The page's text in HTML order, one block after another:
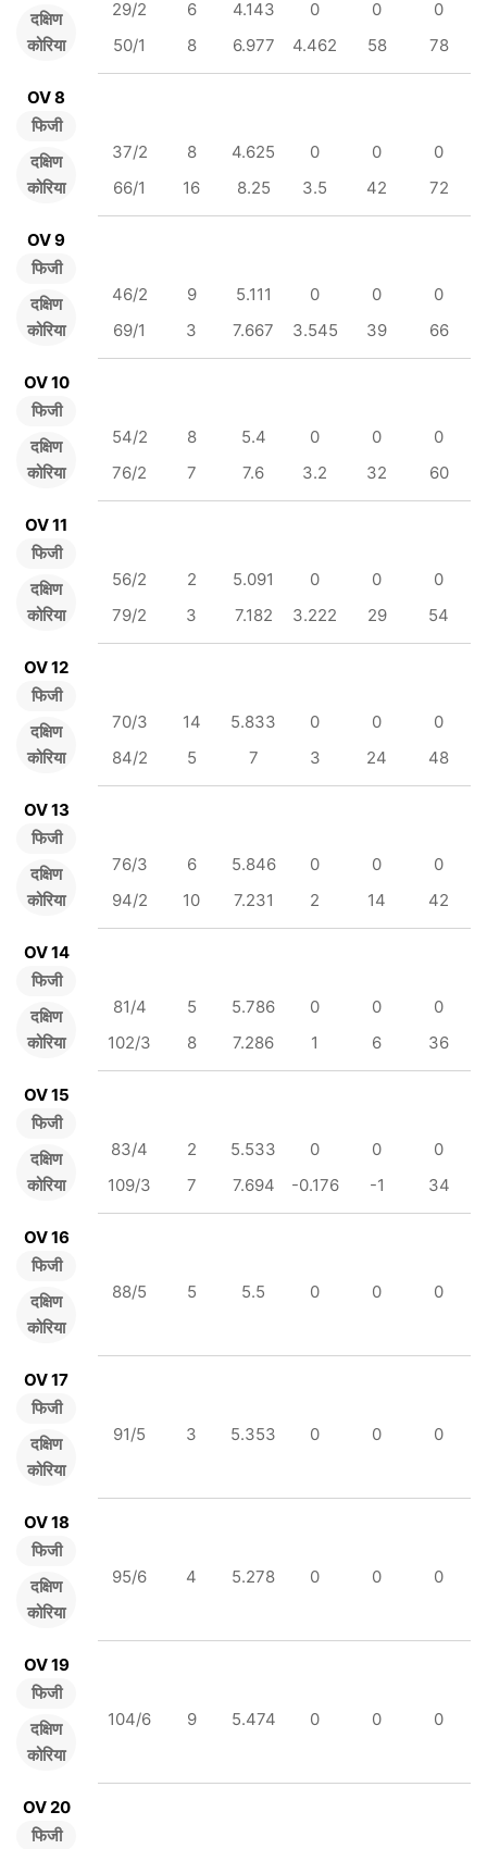
दक्षिण
कोरिया
29/2 6 4.143 0 0
0
50/1
8 6.977 4.462 58 78
OV 8
फिजी
दक्षिण
कोरिया
37/2 8 4.625 0 0
0
66/1
16 8.25 3.5 42 72
OV 9
फिजी
दक्षिण
कोरिया
46/2 9 5.111 0 0
0
69/1
3 7.667 3.545 39 66
OV 10
फिजी
दक्षिण
कोरिया
54/2 8 5.4 0 0
0
76/2
7 7.6 3.2 32 60
OV 11
फिजी
दक्षिण
कोरिया
56/2 2 5.091 0 0
0
79/2
3 7.182 3.222 29 54
OV 12
फिजी
दक्षिण
कोरिया
70/3 14 5.833 0 0
0
84/2
5 7 3 24 48
OV 13
फिजी
दक्षिण
कोरिया
76/3 6 5.846 0 0
0
94/2
10 7.231 2 14 42
OV 14
फिजी
दक्षिण
कोरिया
81/4 5 5.786 0 0
0
102/3
8 7.286 1 6 36
OV 15
फिजी
दक्षिण
कोरिया
83/4 2 5.533 0 0
0
109/3
7 7.694 -0.176 -1 34
OV 16
फिजी
दक्षिण
कोरिया
88/5 5 5.5 0 0 0
OV 17
फिजी
दक्षिण
कोरिया
91/5 3 5.353 0 0 0
OV 18
फिजी
दक्षिण
कोरिया
95/6 4 5.278 0 0 0
OV 19
फिजी
दक्षिण
कोरिया
104/6 9 5.474 0 0 0
OV 20
फिजी